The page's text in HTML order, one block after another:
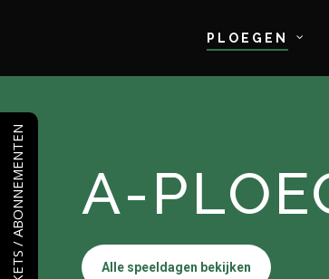
PLOEGEN
A-
Alle speeldagen bekijken
TICKETS / ABONNEMENTEN